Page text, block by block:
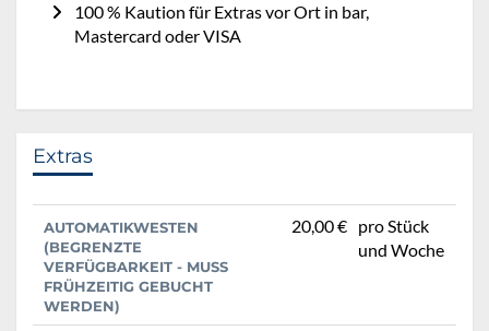
100 % Kaution für Extras vor Ort in bar,
Mastercard oder VISA
Extras
AUTOMATIKWESTEN
(BEGRENZTE
VERFÜGBARKEIT - MUSS
FRÜHZEITIG GEBUCHT
WERDEN)
20,00 € pro Stück
und Woche